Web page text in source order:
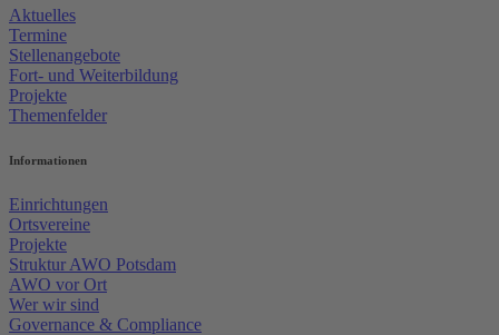
Aktuelles
Termine
Stellenangebote
Fort- und Weiterbildung
Projekte
Themenfelder
Informationen
Einrichtungen
Ortsvereine
Projekte
Struktur AWO Potsdam
AWO vor Ort
Wer wir sind
Governance & Compliance